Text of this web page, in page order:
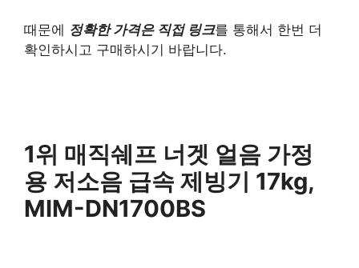
때문에 정확한 가격은 직접 링크를 통해서 한번 더
확인하시고 구매하시기 바랍니다.
1위 매직쉐프 너겟 얼음 가정
용 저소음 급속 제빙기 17kg,
MIM-DN1700BS